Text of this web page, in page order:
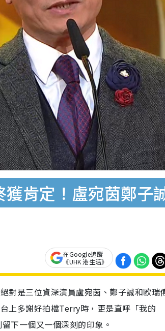
獲肯定！盧宛茵鄭
在Google追蹤
《UHK 港生活》
對是三位資深演員盧宛茵、鄭子誠和歐瑞
上多謝好拍檔Terry時，更是直呼「我的
下一個又一個深刻的印象。